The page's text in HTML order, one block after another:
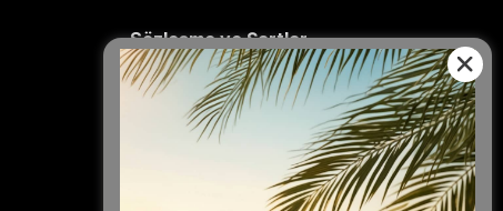
Sözleşme ve Şartlar
Mesafeli Satış Sözleşmesi
İade Politikası
Gizlilik Politikası
Hizmet Kullanım Şartları
Kişisel Veriler Politikası